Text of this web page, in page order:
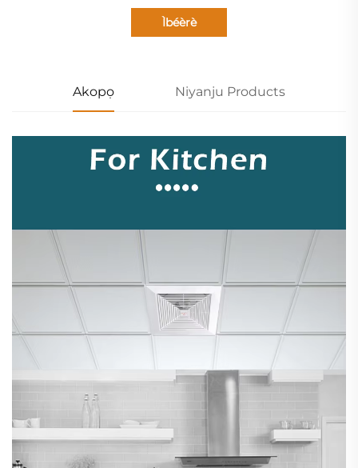
Ìbéèrè
Akopọ Niyanju Products